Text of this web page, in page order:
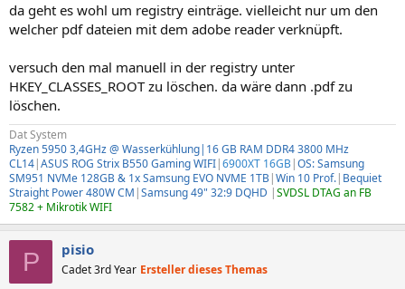
da geht es wohl um registry einträge. vielleicht nur um den
welcher pdf dateien mit dem adobe reader verknüpft.
versuch den mal manuell in der registry unter
HKEY_CLASSES_ROOT zu löschen. da wäre dann .pdf zu
löschen.
Dat System
Ryzen 5950 3,4GHz @ Wasserkühlung|16 GB RAM DDR4 3800 MHz
CL14|ASUS ROG Strix B550 Gaming WIFI|6900XT 16GB|OS: Samsung
SM951 NVMe 128GB & 1x Samsung EVO NVME 1TB|Win 10 Prof.| Bequiet
Straight Power 480W CM |Samsung 49" 32:9 DQHD |SVDSL DTAG an FB
7582 + Mikrotik WIFI
P pisio
Cadet 3rd Year Ersteller dieses Themas